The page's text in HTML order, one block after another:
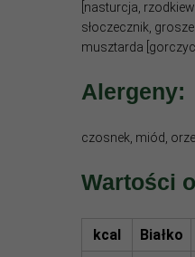
[nasturcja,
słoczecznik,
musztarda
Alergeny:
czosnek, miód,
Wartości
kcal Białko